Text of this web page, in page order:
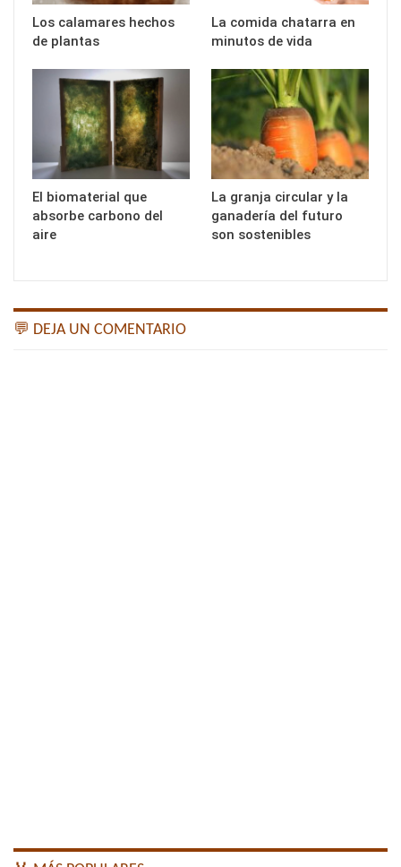
Los calamares hechos
de plantas
La comida chatarra en
minutos de vida
El biomaterial que
absorbe carbono del
aire
La granja circular y la
ganadería del futuro
son sostenibles
💬 DEJA UN COMENTARIO